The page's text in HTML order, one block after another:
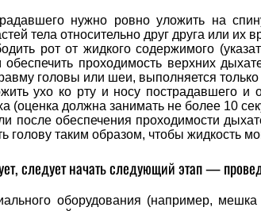
нужно ровно уложить на
тела относительно друг друга или их
рот от жидкого содержимого
обеспечить проходимость верхних
головы или шеи, выполняется
ухо ко рту и носу пострадавшего
(оценка должна занимать не более 10
после обеспечения проходимости
голову таким образом, чтобы жидкость
следует начать следующий этап —
оборудования (например,